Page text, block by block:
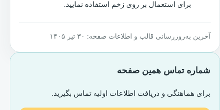
برای استعمال بر روی زخم استفاده نمایید.
آخرین به‌روزرسانی قالب و اطلاعات صفحه: ۳۰ تیر ۱۴۰۵
شماره تماس همین صفحه
برای هماهنگی و دریافت اطلاعات اولیه تماس بگیرید.